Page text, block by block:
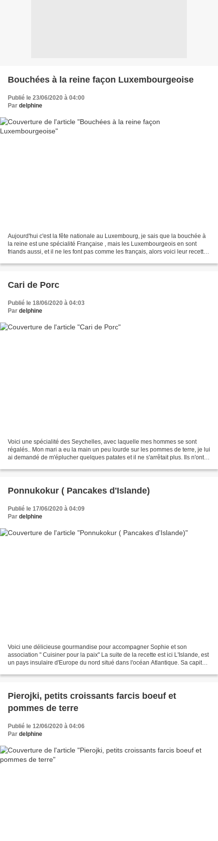
Bouchées à la reine façon Luxembourgeoise
Publié le 23/06/2020 à 04:00
Par delphine
Aujourd'hui c'est la fête nationale au Luxembourg, je sais que la bouchée à
la reine est une spécialité Française , mais les Luxembourgeois en sont
friands aussi, et il ne les font pas comme les français, alors voici leur recette.
Cari de Porc
Publié le 18/06/2020 à 04:03
Par delphine
Voici une spécialité des Seychelles, avec laquelle mes hommes se sont
régalés.. Mon mari a eu la main un peu lourde sur les pommes de terre, je lui
ai demandé de m'éplucher quelques patates et il ne s'arrêtait plus. Ils n'ont
Ponnukokur ( Pancakes d'Islande)
Publié le 17/06/2020 à 04:09
Par delphine
Voici une délicieuse gourmandise pour accompagner Sophie et son
association " Cuisiner pour la paix" La suite de la recette est ici L'Islande, est
un pays insulaire d'Europe du nord situé dans l'océan Atlantique. Sa capitale
Pierojki, petits croissants farcis boeuf et
pommes de terre
Publié le 12/06/2020 à 04:06
Par delphine